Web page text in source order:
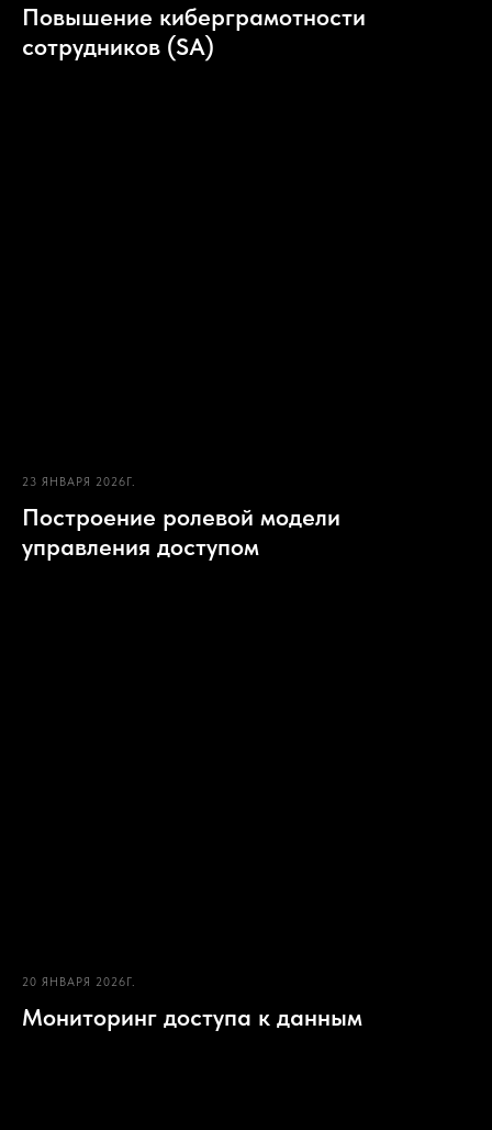
Повышение киберграмотности
сотрудников (SA)
23 ЯНВАРЯ 2026Г.
Построение ролевой модели
управления доступом
20 ЯНВАРЯ 2026Г.
Мониторинг доступа к данным